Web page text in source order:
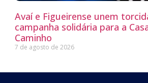
Avaí e Figueirense unem
campanha solidária para a
Caminho
7 de agosto de 2026